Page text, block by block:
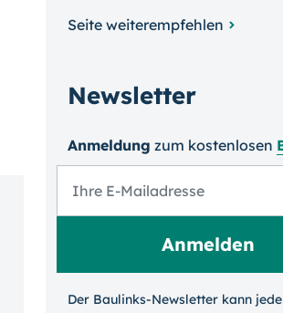
Seite weiterempfehlen
Newsletter
Anmeldung zum kosten­losen
Der Baulinks-Newsletter kann